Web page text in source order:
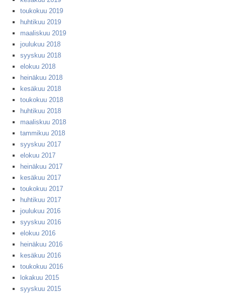
toukokuu 2019
huhtikuu 2019
maaliskuu 2019
joulukuu 2018
syyskuu 2018
elokuu 2018
heinäkuu 2018
kesäkuu 2018
toukokuu 2018
huhtikuu 2018
maaliskuu 2018
tammikuu 2018
syyskuu 2017
elokuu 2017
heinäkuu 2017
kesäkuu 2017
toukokuu 2017
huhtikuu 2017
joulukuu 2016
syyskuu 2016
elokuu 2016
heinäkuu 2016
kesäkuu 2016
toukokuu 2016
lokakuu 2015
syyskuu 2015